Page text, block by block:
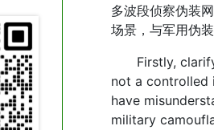
多波段侦察伪装
场景，与军用伪
Firstly, clarify
not a controlled
have
military